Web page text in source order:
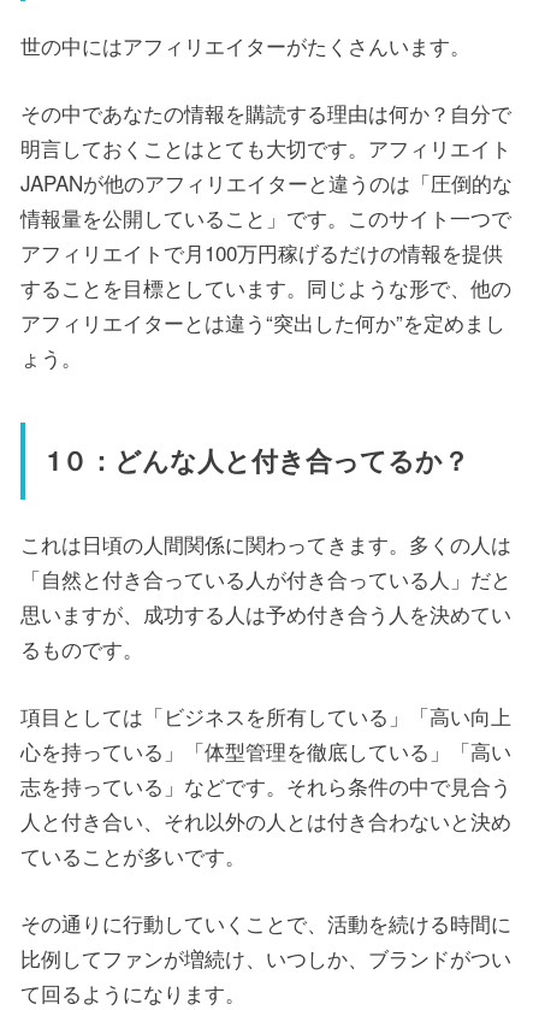
世の中にはアフィリエイターがたくさんいます。
その中であなたの情報を購読する理由は何か？自分で
明言しておくことはとても大切です。アフィリエイト
JAPANが他のアフィリエイターと違うのは「圧倒的な
情報量を公開していること」です。このサイト一つで
アフィリエイトで月100万円稼げるだけの情報を提供
することを目標としています。同じような形で、他の
アフィリエイターとは違う“突出した何か”を定めまし
ょう。
1０：どんな人と付き合ってるか？
これは日頃の人間関係に関わってきます。多くの人は
「自然と付き合っている人が付き合っている人」だと
思いますが、成功する人は予め付き合う人を決めてい
るものです。
項目としては「ビジネスを所有している」「高い向上
心を持っている」「体型管理を徹底している」「高い
志を持っている」などです。それら条件の中で見合う
人と付き合い、それ以外の人とは付き合わないと決め
ていることが多いです。
その通りに行動していくことで、活動を続ける時間に
比例してファンが増続け、いつしか、ブランドがつい
て回るようになります。